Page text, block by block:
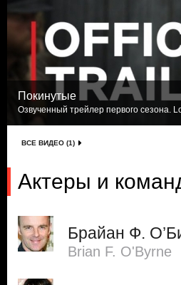
Покинутые
Озвученный трейлер первого сезона.
ВСЕ ВИДЕО (1)
Актеры и
Брайан Ф.
Brian F. O'Byrne